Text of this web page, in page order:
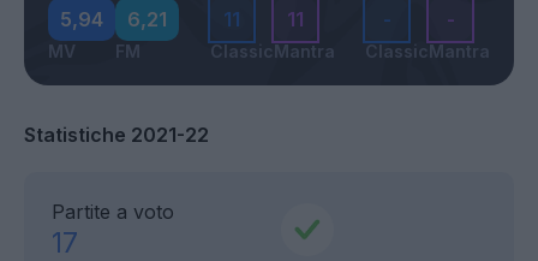
5,94
MV
6,21
FM
11
Classic
11
Mantra
-
Classic
-
Mantra
Statistiche 2021-22
Partite a voto
17